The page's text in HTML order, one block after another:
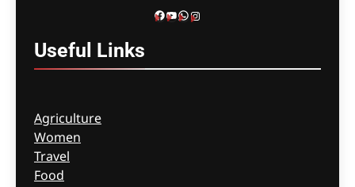
ഇൻക്വസ്റ്റിൽ ഹാജരായി
Facebook
YouTube
WhatsApp
Instagram
Useful Links
Agriculture
Women
Travel
Food